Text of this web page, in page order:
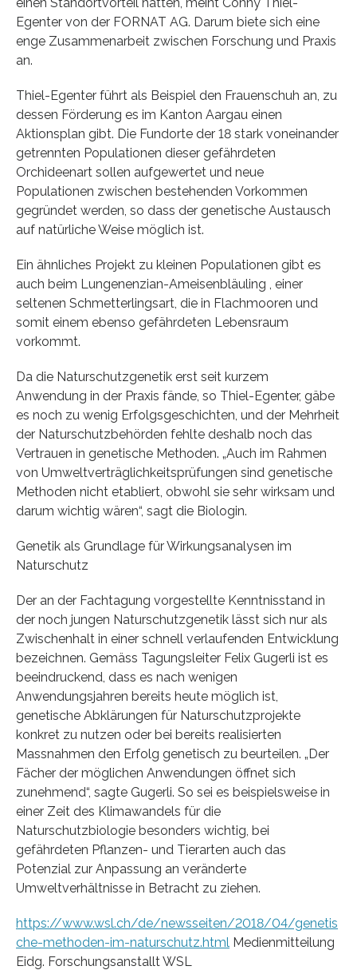
Egenter von der FORNAT AG. Darum biete sich eine
enge Zusammenarbeit zwischen Forschung und Praxis
an.
Thiel-Egenter führt als Beispiel den Frauenschuh an, zu
dessen Förderung es im Kanton Aargau einen
Aktionsplan gibt. Die Fundorte der 18 stark voneinander
getrennten Populationen dieser gefährdeten
Orchideenart sollen aufgewertet und neue
Populationen zwischen bestehenden Vorkommen
gegründet werden, so dass der genetische Austausch
auf natürliche Weise möglich ist.
Ein ähnliches Projekt zu kleinen Populationen gibt es
auch beim Lungenenzian-Ameisenbläuling , einer
seltenen Schmetterlingsart, die in Flachmooren und
somit einem ebenso gefährdeten Lebensraum
vorkommt.
Da die Naturschutzgenetik erst seit kurzem
Anwendung in der Praxis fände, so Thiel-Egenter, gäbe
es noch zu wenig Erfolgsgeschichten, und der Mehrheit
der Naturschutzbehörden fehlte deshalb noch das
Vertrauen in genetische Methoden. „Auch im Rahmen
von Umweltverträglichkeitsprüfungen sind genetische
Methoden nicht etabliert, obwohl sie sehr wirksam und
darum wichtig wären“, sagt die Biologin.
Genetik als Grundlage für Wirkungsanalysen im
Naturschutz
Der an der Fachtagung vorgestellte Kenntnisstand in
der noch jungen Naturschutzgenetik lässt sich nur als
Zwischenhalt in einer schnell verlaufenden Entwicklung
bezeichnen. Gemäss Tagungsleiter Felix Gugerli ist es
beeindruckend, dass es nach wenigen
Anwendungsjahren bereits heute möglich ist,
genetische Abklärungen für Naturschutzprojekte
konkret zu nutzen oder bei bereits realisierten
Massnahmen den Erfolg genetisch zu beurteilen. „Der
Fächer der möglichen Anwendungen öffnet sich
zunehmend“, sagte Gugerli. So sei es beispielsweise in
einer Zeit des Klimawandels für die
Naturschutzbiologie besonders wichtig, bei
gefährdeten Pflanzen- und Tierarten auch das
Potenzial zur Anpassung an veränderte
Umweltverhältnisse in Betracht zu ziehen.
https://www.wsl.ch/de/newsseiten/2018/04/genetis
che-methoden-im-naturschutz.html Medienmitteilung
Eidg. Forschungsanstallt WSL